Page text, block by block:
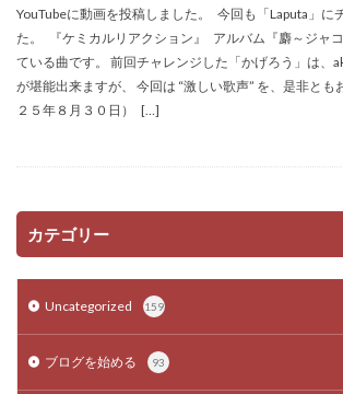
YouTubeに動画を投稿しました。 今回も「Laputa」に
た。 『ケミカルリアクション』 アルバム『麝～ジャ
ている曲です。 前回チャレンジした「かげろう」は、
が堪能出来ますが、 今回は “激しい歌声” を、是非とも
２５年８月３０日） […]
カテゴリー
Uncategorized 159
ブログを始める 93